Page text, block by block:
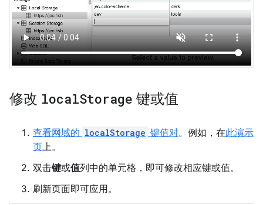
修改 localStorage 键或值
查看网域的 localStorage 键值对。例如，在此演示
页上。
双击键或值列中的单元格，即可修改相应键或值。
刷新页面即可应用。